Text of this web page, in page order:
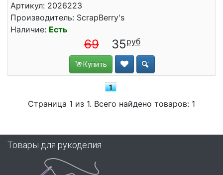
Артикул: 2026223
Производитель: ScrapBerry's
Наличие: Есть
69 35
Купить
1
Страница 1 из 1. Всего найдено товаров: 1
Товары для рукоделия